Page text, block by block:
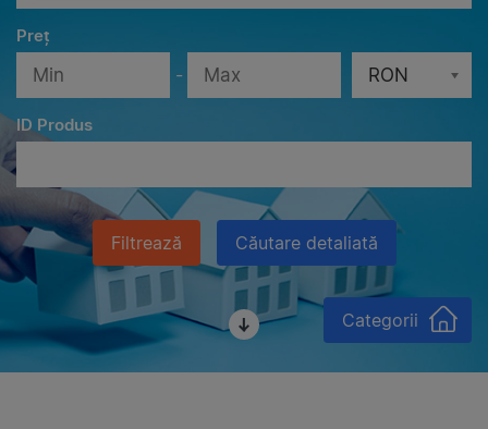
Preț
- RON
ID Produs
Filtrează Căutare detaliată
Categorii